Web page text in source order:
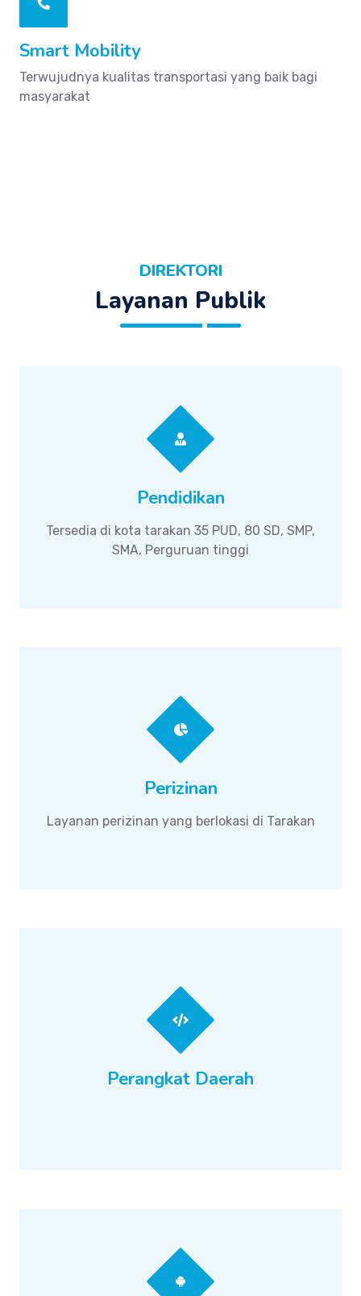
Smart Mobility
Terwujudnya kualitas transportasi yang baik bagi
masyarakat
DIREKTORI
Layanan Publik
Pendidikan
Tersedia di kota tarakan 35 PUD, 80 SD, SMP,
SMA, Perguruan tinggi
Perizinan
Layanan perizinan yang berlokasi di Tarakan
Perangkat Daerah